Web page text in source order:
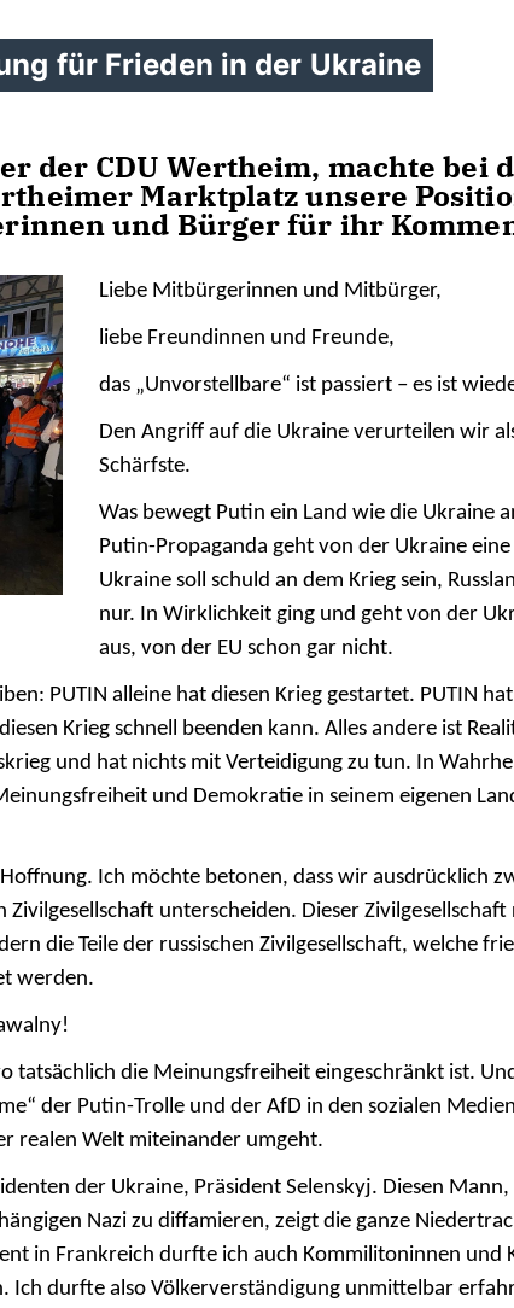
für Frieden in der Ukraine
der CDU Wertheim, machte bei
Marktplatz unsere
und Bürger für ihr
Liebe Mitbürgerinnen und Mitbürger,
liebe Freundinnen und Freunde,
das „Unvorstellbare“ ist passiert – es ist
Den Angriff auf die Ukraine verurteilen wir
Schärfste.
Was bewegt Putin ein Land wie die Ukraine
Putin-Propaganda geht von der Ukraine eine
Ukraine soll schuld an dem Krieg sein,
nur. In Wirklichkeit ging und geht von der
aus, von der EU schon gar nicht.
PUTIN alleine hat diesen Krieg gestartet. PUTIN
Krieg schnell beenden kann.Alles andere ist
und hat nichts mit Verteidigung zu tun. In
und Demokratie in seinem eigenen
Ich möchte betonen, dass wir ausdrücklich
Zivilgesellschaft unterscheiden. Dieser
die Teile der russischen Zivilgesellschaft, welche
werden.
tatsächlich die Meinungsfreiheit eingeschränkt ist.
der Putin-Trolle und der AfD in den sozialen
realen Welt miteinander umgeht.
der Ukraine, Präsident Selenskyj. Diesen Mann,
Nazi zu diffamieren, zeigt die ganze
in Frankreich durfte ich auch Kommilitoninnen und
Ich durfte also Völkerverständigung unmittelbar